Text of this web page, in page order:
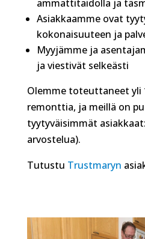
ammattitaidolla ja
Asiakkaamme ovat
kokonaisuuteen ja
Myyjämme ja
ja viestivät selkeästi
Olemme toteuttaneet yli
remonttia, ja meillä on
tyytyväisimmät
arvostelua).
Tutustu Trustmaryn